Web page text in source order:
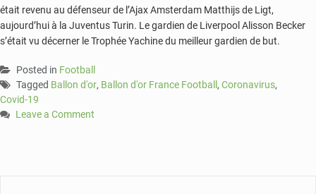
était revenu au défenseur de l’Ajax Amsterdam Matthijs de Ligt,
aujourd’hui à la Juventus Turin. Le gardien de Liverpool Alisson Becker
s’était vu décerner le Trophée Yachine du meilleur gardien de but.
Posted in Football
Tagged Ballon d'or, Ballon d'or France Football, Coronavirus,
Covid-19
Leave a Comment